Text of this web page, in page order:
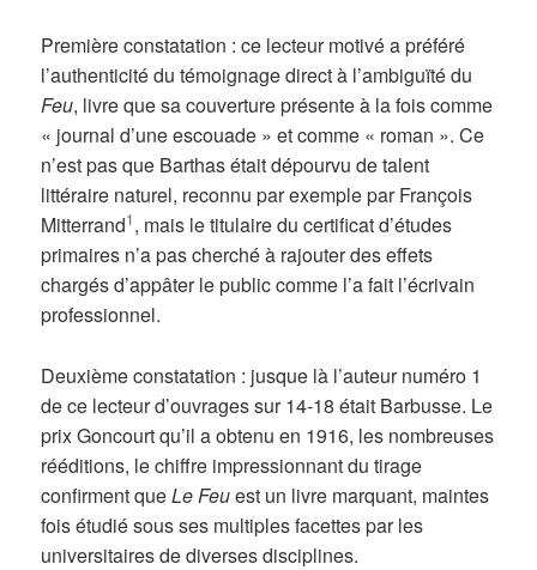
Première constatation : ce lecteur motivé a préféré
l’authenticité du témoignage direct à l’ambiguïté du
Feu, livre que sa couverture présente à la fois comme
« journal d’une escouade » et comme « roman ». Ce
n’est pas que Barthas était dépourvu de talent
littéraire naturel, reconnu par exemple par François
Mitterrand1, mais le titulaire du certificat d’études
primaires n’a pas cherché à rajouter des effets
chargés d’appâter le public comme l’a fait l’écrivain
professionnel.
Deuxième constatation : jusque là l’auteur numéro 1
de ce lecteur d’ouvrages sur 14-18 était Barbusse. Le
prix Goncourt qu’il a obtenu en 1916, les nombreuses
rééditions, le chiffre impressionnant du tirage
confirment queLe Feuest un livre marquant, maintes
fois étudié sous ses multiples facettes par les
universitaires de diverses disciplines.